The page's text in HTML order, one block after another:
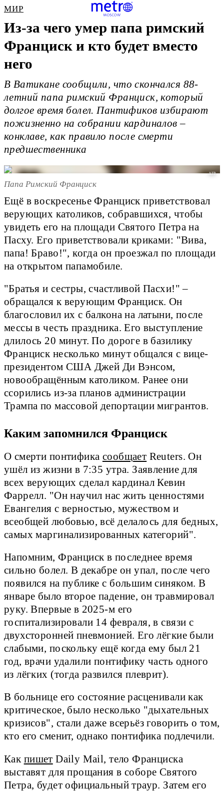
МИР
Из-за чего умер папа римский
Франциск и кто будет вместо
него
В Ватикане сообщили, что скончался 88-
летний папа римский Франциск, который
долгое время болел. Пантификов избирают
пожизненно на собрании кардиналов –
конклаве, как правило после смерти
предшественника
AFP
Папа Римский Франциск
Ещё в воскресенье Франциск приветствовал
верующих католиков, собравшихся, чтобы
увидеть его на площади Святого Петра на
Пасху. Его приветствовали криками: "Вива,
папа! Браво!", когда он проезжал по площади
на открытом папамобиле.
"Братья и сестры, счастливой Пасхи!" –
обращался к верующим Франциск. Он
благословил их с балкона на латыни, после
мессы в честь праздника. Его выступление
длилось 20 минут. По дороге в базилику
Франциск несколько минут общался с вице-
президентом США Джей Ди Вэнсом,
новообращённым католиком. Ранее они
ссорились из-за планов администрации
Трампа по массовой депортации мигрантов.
Каким запомнился Франциск
О смерти понтифика сообщает Reuters. Он
ушёл из жизни в 7:35 утра. Заявление для
всех верующих сделал кардинал Кевин
Фаррелл. "Он научил нас жить ценностями
Евангелия с верностью, мужеством и
всеобщей любовью, всё делалось для бедных,
самых маргинализированных категорий".
Напомним, Франциск в последнее время
сильно болел. В декабре он упал, после чего
появился на публике с большим синяком. В
январе было второе падение, он травмировал
руку. Впервые в 2025-м его
госпитализировали 14 февраля, в связи с
двухсторонней пневмонией. Его лёгкие были
слабыми, поскольку ещё когда ему был 21
год, врачи удалили понтифику часть одного
из лёгких (тогда развился плеврит).
В больнице его состояние расценивали как
критическое, было несколько "дыхательных
кризисов", стали даже всерьёз говорить о том,
кто его сменит, однако понтифика подлечили.
Как пишет Daily Mail, тело Франциска
выставят для прощания в соборе Святого
Петра, будет официальный траур. Затем его